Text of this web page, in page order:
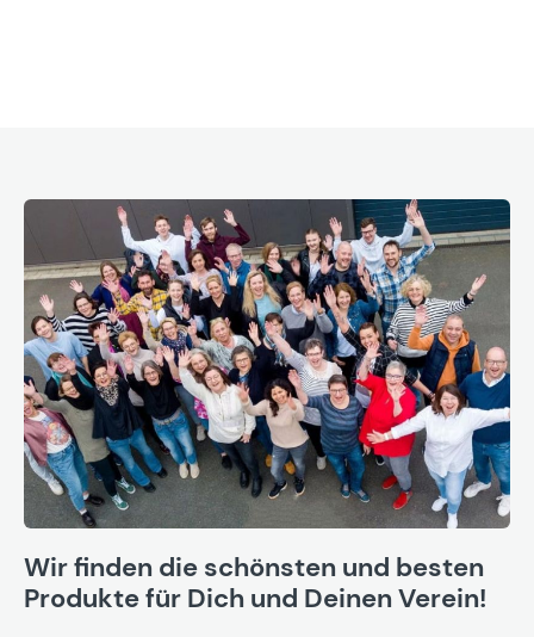
Wir finden die schönsten und besten
Produkte für Dich und Deinen Verein!